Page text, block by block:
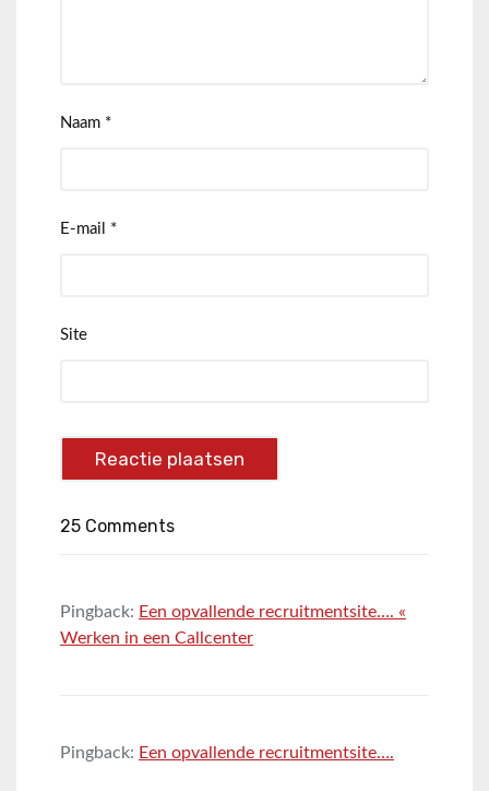
Naam *
E-mail *
Site
25 Comments
Pingback: Een opvallende recruitmentsite…. «
Werken in een Callcenter
Pingback: Een opvallende recruitmentsite….